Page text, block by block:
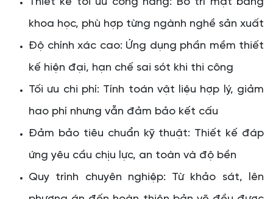
khoa học, phù hợp từng ngành nghề sản xuất
Độ chính xác cao: Ứng dụng phần mềm thiết
kế hiện đại, hạn chế sai sót khi thi công
Tối ưu chi phí: Tính toán vật liệu hợp lý, giảm
hao phí nhưng vẫn đảm bảo kết cấu
Đảm bảo tiêu chuẩn kỹ thuật: Thiết kế đáp
ứng yêu cầu chịu lực, an toàn và độ bền
Quy trình chuyên nghiệp: Từ khảo sát, lên